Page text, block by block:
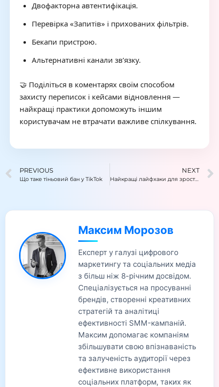
Двофакторна автентифікація.
Перевірка «Запитів» і прихованих фільтрів.
Бекапи пристрою.
Альтернативні канали зв’язку.
🤝 Поділіться в коментарях своїм способом
захисту переписок і кейсами відновлення —
найкращі практики допоможуть іншим
користувачам не втрачати важливе спілкування.
PREVIOUS
Що таке тіньовий бан у TikTok
NEXT
Найкращі лайфхаки для зростання в ТікТок
Максим Морозов
Експерт у галузі цифрового
маркетингу та соціальних медіа
з більш ніж 8-річним досвідом.
Спеціалізується на просуванні
брендів, створенні креативних
стратегій та аналітиці
ефективності SMM-кампаній.
Максим допомагає компаніям
збільшувати свою впізнаваність
та залученість аудиторії через
ефективне використання
соціальних платформ, таких як